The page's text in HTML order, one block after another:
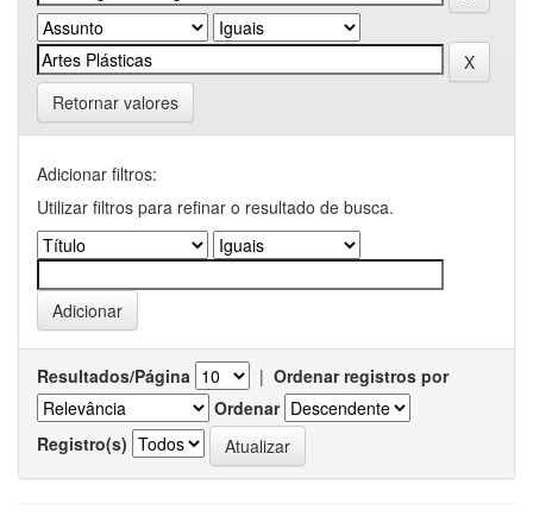
Retornar valores
Adicionar filtros:
Utilizar filtros para refinar o resultado de busca.
Resultados/Página | Ordenar registros por
Ordenar
Registro(s)